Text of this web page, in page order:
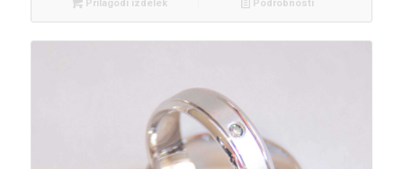
Prilagodi izdelek Podrobnosti